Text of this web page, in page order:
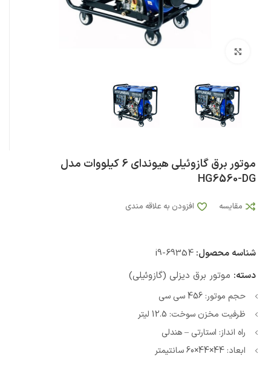
موتور برق گازوئیلی هیوندای 6 کیلووات مدل
HG6560-DG
مقایسه افزودن به علاقه مندی
شناسه محصول: i9-69354
دسته: موتور برق دیزلی (گازوئیلی)
حجم موتور: 456 سی سی
ظرفیت مخزن سوخت: 12.5 لیتر
راه انداز: استارتی – هندلی
ابعاد: 44×44×60 سانتیمتر